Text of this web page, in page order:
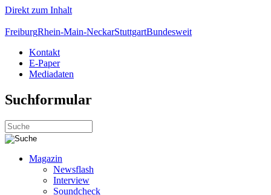
Direkt zum Inhalt
FreiburgRhein-Main-NeckarStuttgartBundesweit
Kontakt
E-Paper
Mediadaten
Suchformular
Magazin
Newsflash
Interview
Soundcheck